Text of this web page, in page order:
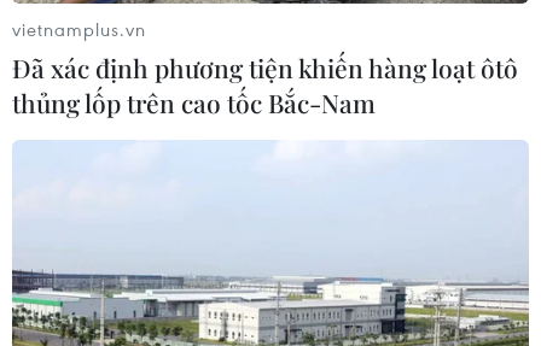
Hạ tầng AI - động lực tăng trưởng
mới của Đông Nam Á
07/08/2026 10:19
07/08/2026 08:45
vietnamplus.vn
Đã xác định phương tiện khiến hàng loạt ôtô
thủng lốp trên cao tốc Bắc-Nam